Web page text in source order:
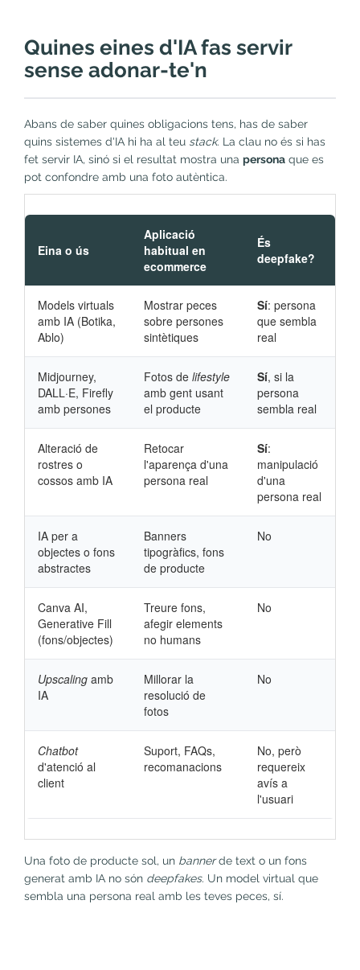
Quines eines d'IA fas servir
sense adonar-te'n
Abans de saber quines obligacions tens, has de saber
quins sistemes d'IA hi ha al teu stack. La clau no és si has
fet servir IA, sinó si el resultat mostra una persona que es
pot confondre amb una foto autèntica.
Eina o ús
Aplicació
habitual en
ecommerce
És
deepfake?
Models virtuals
amb IA (Botika,
Ablo)
Mostrar peces
sobre persones
sintètiques
Sí: persona
que sembla
real
Midjourney,
DALL·E, Firefly
amb persones
Fotos de lifestyle
amb gent usant
el producte
Sí, si la
persona
sembla real
Alteració de
rostres o
cossos amb IA
Retocar
l'aparença d'una
persona real
Sí:
manipulació
d'una
persona real
IA per a
objectes o fons
abstractes
Banners
tipogràfics, fons
de producte
No
Canva AI,
Generative Fill
(fons/objectes)
Treure fons,
afegir elements
no humans
No
Upscaling amb
IA
Millorar la
resolució de
fotos
No
Chatbot
d'atenció al
client
Suport, FAQs,
recomanacions
No, però
requereix
avís a
l'usuari
Una foto de producte sol, un bannerde text o un fons
generat amb IA no són deepfakes. Un model virtual que
sembla una persona real amb les teves peces, sí.